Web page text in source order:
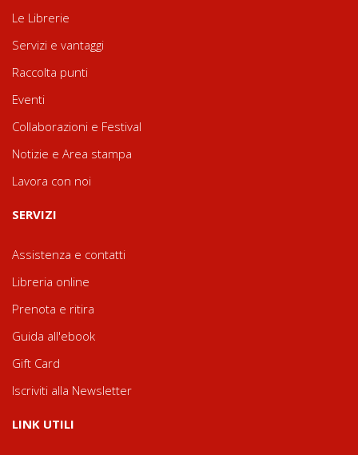
Le Librerie
Servizi e vantaggi
Raccolta punti
Eventi
Collaborazioni e Festival
Notizie e Area stampa
Lavora con noi
SERVIZI
Assistenza e contatti
Libreria online
Prenota e ritira
Guida all'ebook
Gift Card
Iscriviti alla Newsletter
LINK UTILI